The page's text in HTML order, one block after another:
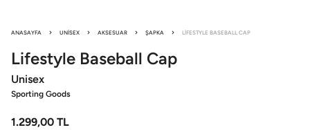
ANASAYFA UNISEX AKSESUAR ŞAPKA LIFESTYLE BASEBALL CAP
Lifestyle Baseball Cap
Unisex
Sporting Goods
1.299,00 TL